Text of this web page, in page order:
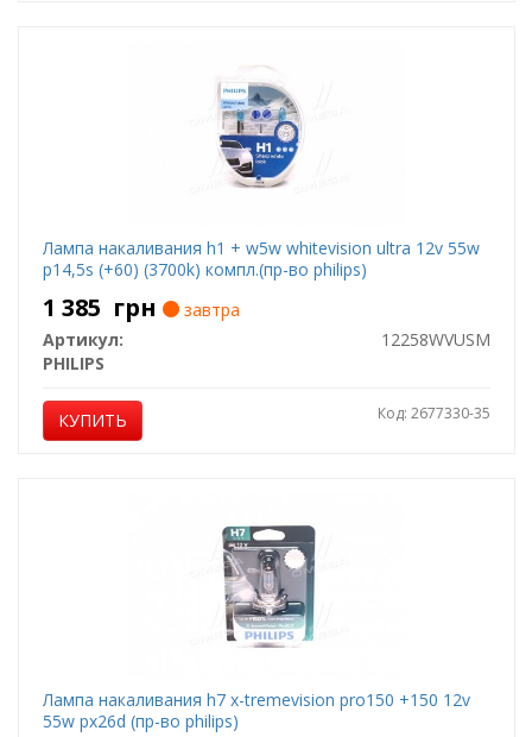
Лампа накаливания h1 + w5w whitevision ultra 12v 55w
p14,5s (+60) (3700k) компл.(пр-во philips)
1 385 грн
завтра
Артикул:
12258WVUSM
PHILIPS
КУПИТЬ Код: 2677330-35
Лампа накаливания h7 x-tremevision pro150 +150 12v
55w px26d (пр-во philips)